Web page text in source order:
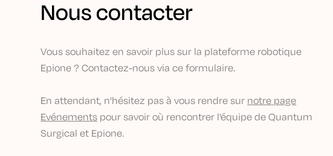
Nous contacter
Vous souhaitez en savoir plus sur la plateforme robotique
Epione ? Contactez-nous via ce formulaire.
En attendant, n'hésitez pas à vous rendre surnotre page
Evénements pour savoir où rencontrer l'équipe de Quantum
Surgical et Epione.